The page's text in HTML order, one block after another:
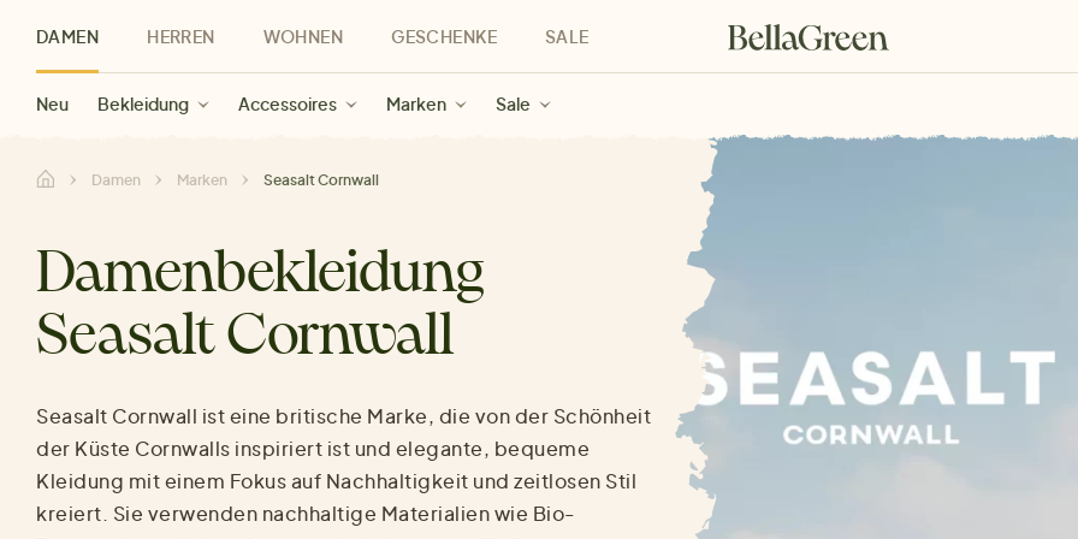
DAMEN
Neu Bekleidung Accessoires Marken Sale
HERREN
Herren Neu Bekleidung Marken Sale
WOHNEN
Kategorien Marken Sale
GESCHENKE
Geschenke für Frauen Geschenke für Männer Geschenke für Kinder
SALE
Sale Damen Sale Herren
Damen Marken Seasalt Cornwall
Damenbekleidung
Seasalt Cornwall
Seasalt Cornwall ist eine britische Marke, die von der Schönheit
der Küste Cornwalls inspiriert ist und elegante, bequeme
Kleidung mit einem Fokus auf Nachhaltigkeit und zeitlosen Stil
kreiert. Sie verwenden nachhaltige Materialien wie Bio-